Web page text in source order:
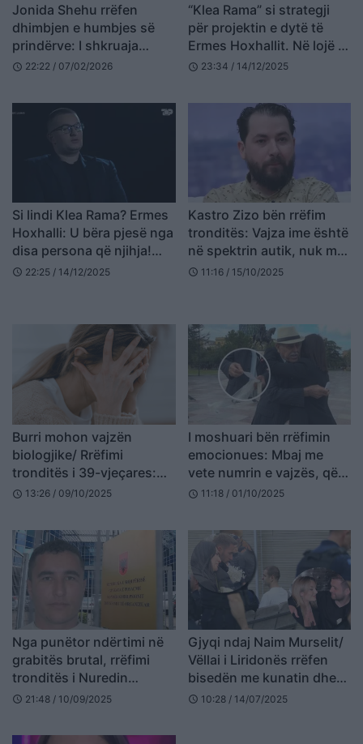
Jonida Shehu rrëfen
dhimbjen e humbjes së
prindërve: I shkruaja
mamit në telefon nga malli
schedule 22:22 / 07/02/2026
“Klea Rama” si strategji
për projektin e dytë të
Ermes Hoxhallit. Në lojë jo
vetëm Ministria e arsimit,
schedule 23:34 / 14/12/2025
Si lindi Klea Rama? Ermes
Hoxhalli: U bëra pjesë nga
disa persona që njihja!
Suksesi erdhi nga mbiemri
schedule 22:25 / 14/12/2025
Kastro Zizo bën rrëfim
tronditës: Vajza ime është
në spektrin autik, nuk më
lejuan ta shihja për 10
schedule 11:16 / 15/10/2025
Burri mohon vajzën
biologjike/ Rrëfimi
tronditës i 39-vjeçares:
Vëllai më ka dh*nuar kur
schedule 13:26 / 09/10/2025
I moshuari bën rrëfimin
emocionues: Mbaj me
vete numrin e vajzës, që
kur të vdes ta njoftojnë
schedule 11:18 / 01/10/2025
Nga punëtor ndërtimi në
grabitës brutal, rrëfimi
tronditës i Nuredin
Dumanit: E godita sa leva
milionë lekë një kg flori
schedule 21:48 / 10/09/2025
Gjyqi ndaj Naim Murselit/
Vëllai i Liridonës rrëfen
bisedën me kunatin dhe
sjelljen e tij pas krimit
schedule 10:28 / 14/07/2025